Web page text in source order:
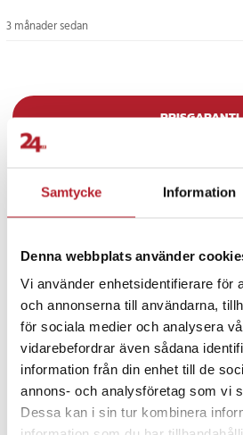
Samtycke Information
Denna webbplats använder
Vi använder enhetsidentifierare för
och annonserna till användarna,
för sociala medier och analysera
vidarebefordrar även sådana
information från din enhet till de
annons- och analysföretag som vi
Dessa kan i sin tur kombinera
3 månader sedan
PRISGARANTI
Fortsätt att
Rea 50-99 Kronor
Sällskapsspel